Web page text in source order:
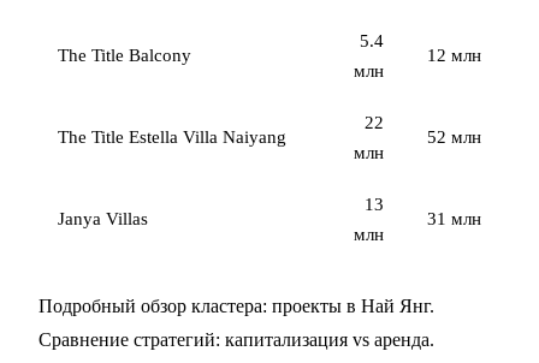
The Title Balcony
5.4
млн
12 млн
The Title Estella Villa Naiyang
22
млн
52 млн
Janya Villas
13
млн
31 млн
Подробный обзор кластера: проекты в Най Янг.
Сравнение стратегий: капитализация vs аренда.